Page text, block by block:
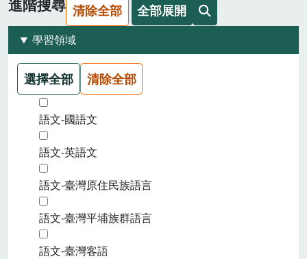
進階搜尋 清除全部 全部展開
學習領域
選擇全部 清除全部
語文-國語文
語文-英語文
語文-臺灣原住民族語言
語文-臺灣平埔族群語言
語文-臺灣客語